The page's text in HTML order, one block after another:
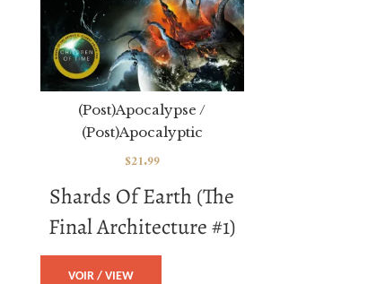
Shards Of Earth (The
Final Architecture #1)
(Post)Apocalypse /
(Post)Apocalyptic
$21.99
VOIR / VIEW